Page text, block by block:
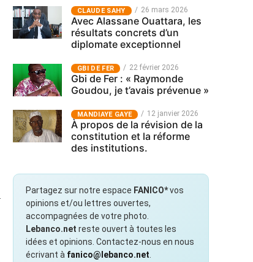
CLAUDE SAHY 26 mars 2026
Avec Alassane Ouattara, les
résultats concrets d’un
diplomate exceptionnel
GBI DE FER 22 février 2026
Gbi de Fer : « Raymonde
Goudou, je t’avais prévenue »
MANDIAYE GAYE 12 janvier 2026
À propos de la révision de la
constitution et la réforme
des institutions.
Partagez sur notre espace FANICO*vos
opinions et/ou lettres ouvertes,
accompagnées de votre photo.
Lebanco.net reste ouvert à toutes les
idées et opinions. Contactez-nous en nous
écrivant à fanico@lebanco.net